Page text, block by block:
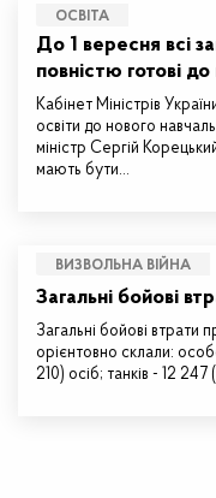
ОСВІТА
До 1 вересня всі
повністю готові
Кабінет Міністрів
освіти до нового
міністр Сергій
мають бути…
ВИЗВОЛЬНА ВІЙНА
Загальні бойові
Загальні бойові втрати
орієнтовно склали:
210) осіб; танків - 12 247